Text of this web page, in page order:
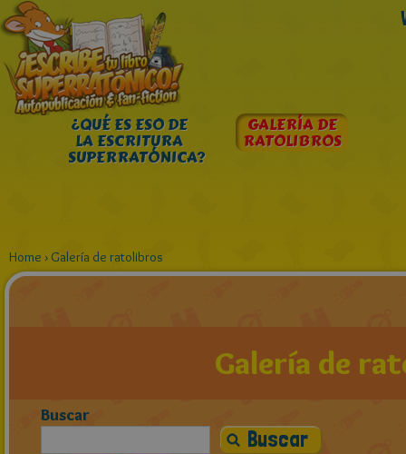
¿QUÉ ES ESO DE
LA ESCRITURA
SUPERRATÓNICA?
GALERÍA DE
RATOLIBROS
Home › Galería de ratolibros
Galería de
Buscar